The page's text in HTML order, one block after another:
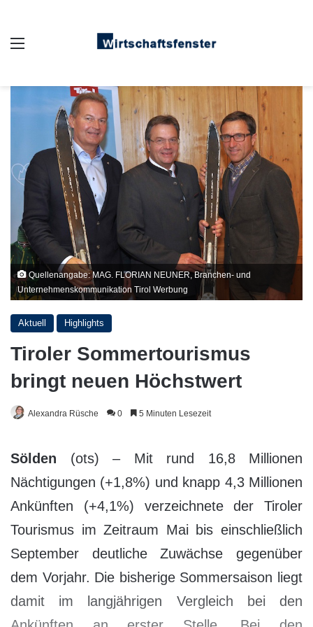
Quellenangabe: MAG. FLORIAN NEUNER, Branchen- und
Unternehmenskommunikation Tirol Werbung
Aktuell Highlights
Tiroler Sommertourismus
bringt neuen Höchstwert
Alexandra Rüsche 0 5 Minuten Lesezeit
Sölden (ots) – Mit rund 16,8 Millionen
Nächtigungen (+1,8%) und knapp 4,3 Millionen
Ankünften (+4,1%) verzeichnete der Tiroler
Tourismus im Zeitraum Mai bis einschließlich
September deutliche Zuwächse gegenüber
dem Vorjahr. Die bisherige Sommersaison liegt
damit im langjährigen Vergleich bei den